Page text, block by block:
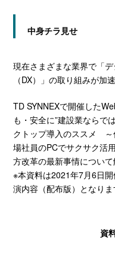
中身チラ見せ
現在さまざまな業界で「
（DX）」の取り組みが加
TD SYNNEXで開催した
も・安全に”建設業なら
クトップ導入のススメ ～
場社員のPCでサクサク活
方改革の最新事情について
※本資料は2021年7月6日
演内容（配布版）となりま
資